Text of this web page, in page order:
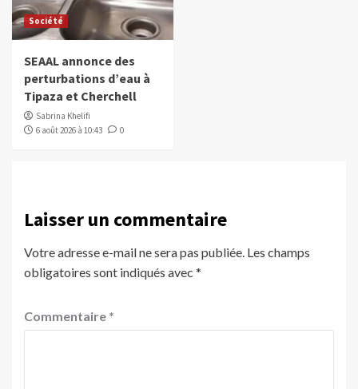
Société
SEAAL annonce des
perturbations d’eau à
Tipaza et Cherchell
Sabrina Khelifi
6 août 2026 à 10:43
0
Laisser un commentaire
Votre adresse e-mail ne sera pas publiée. Les champs
obligatoires sont indiqués avec *
Commentaire *